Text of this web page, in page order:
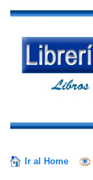
Ir al Home